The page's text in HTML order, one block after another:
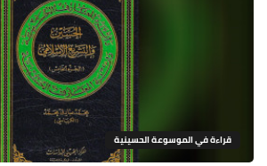
قراءة في الموسوعة الحسينية